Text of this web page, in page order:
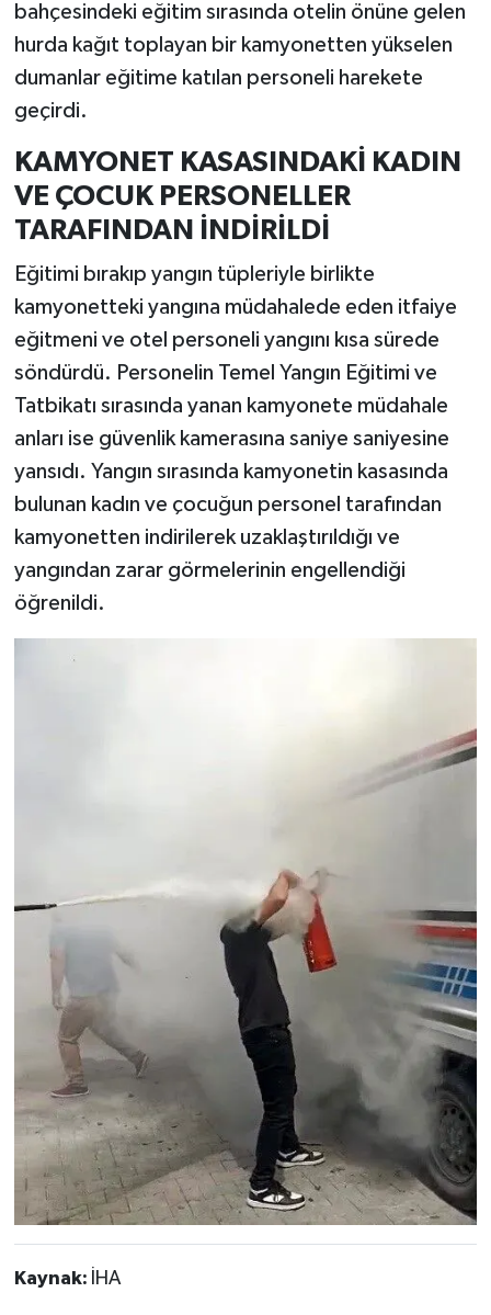
bahçesindeki eğitim sırasında otelin önüne gelen
hurda kağıt toplayan bir kamyonetten yükselen
dumanlar eğitime katılan personeli harekete
geçirdi.
KAMYONET KASASINDAKİ KADIN
VE ÇOCUK PERSONELLER
TARAFINDAN İNDİRİLDİ
Eğitimi bırakıp yangın tüpleriyle birlikte
kamyonetteki yangına müdahalede eden itfaiye
eğitmeni ve otel personeli yangını kısa sürede
söndürdü. Personelin Temel Yangın Eğitimi ve
Tatbikatı sırasında yanan kamyonete müdahale
anları ise güvenlik kamerasına saniye saniyesine
yansıdı. Yangın sırasında kamyonetin kasasında
bulunan kadın ve çocuğun personel tarafından
kamyonetten indirilerek uzaklaştırıldığı ve
yangından zarar görmelerinin engellendiği
öğrenildi.
Kaynak: İHA